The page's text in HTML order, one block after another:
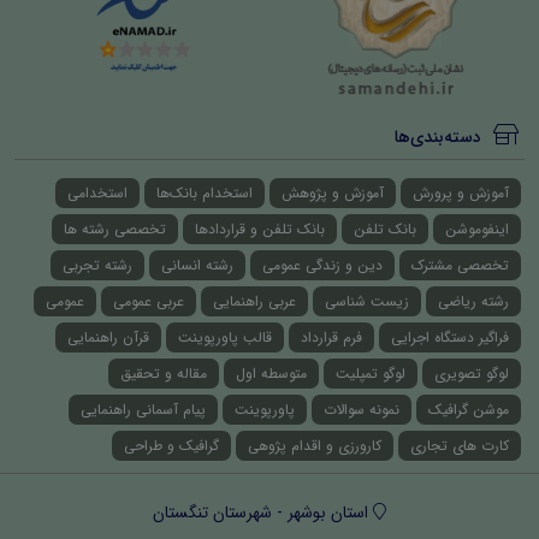
دسته‌بندی‌ها
آموزش و پرورش آموزش و پژوهش استخدام بانک‌ها
استخدامی
اینفوموشن
بانک تلفن بانک تلفن و قراردادها
تخصصی رشته ها
تخصصی مشترک
دین و زندگی عمومی رشته انسانی
رشته تجربی
رشته ریاضی
زیست شناسی عربی راهنمایی عربی عمومی
عمومی
فراگیر دستگاه اجرایی
فرم قرارداد قالب پاورپوینت
قرآن راهنمایی
لوگو تصویری
لوگو تمپلیت متوسطه اول
مقاله و تحقیق
موشن گرافیک
نمونه سوالات پاورپوینت
پیام آسمانی راهنمایی
کارت های تجاری
کارورزی و اقدام پژوهی گرافیک و طراحی
استان بوشهر - شهرستان تنگستان